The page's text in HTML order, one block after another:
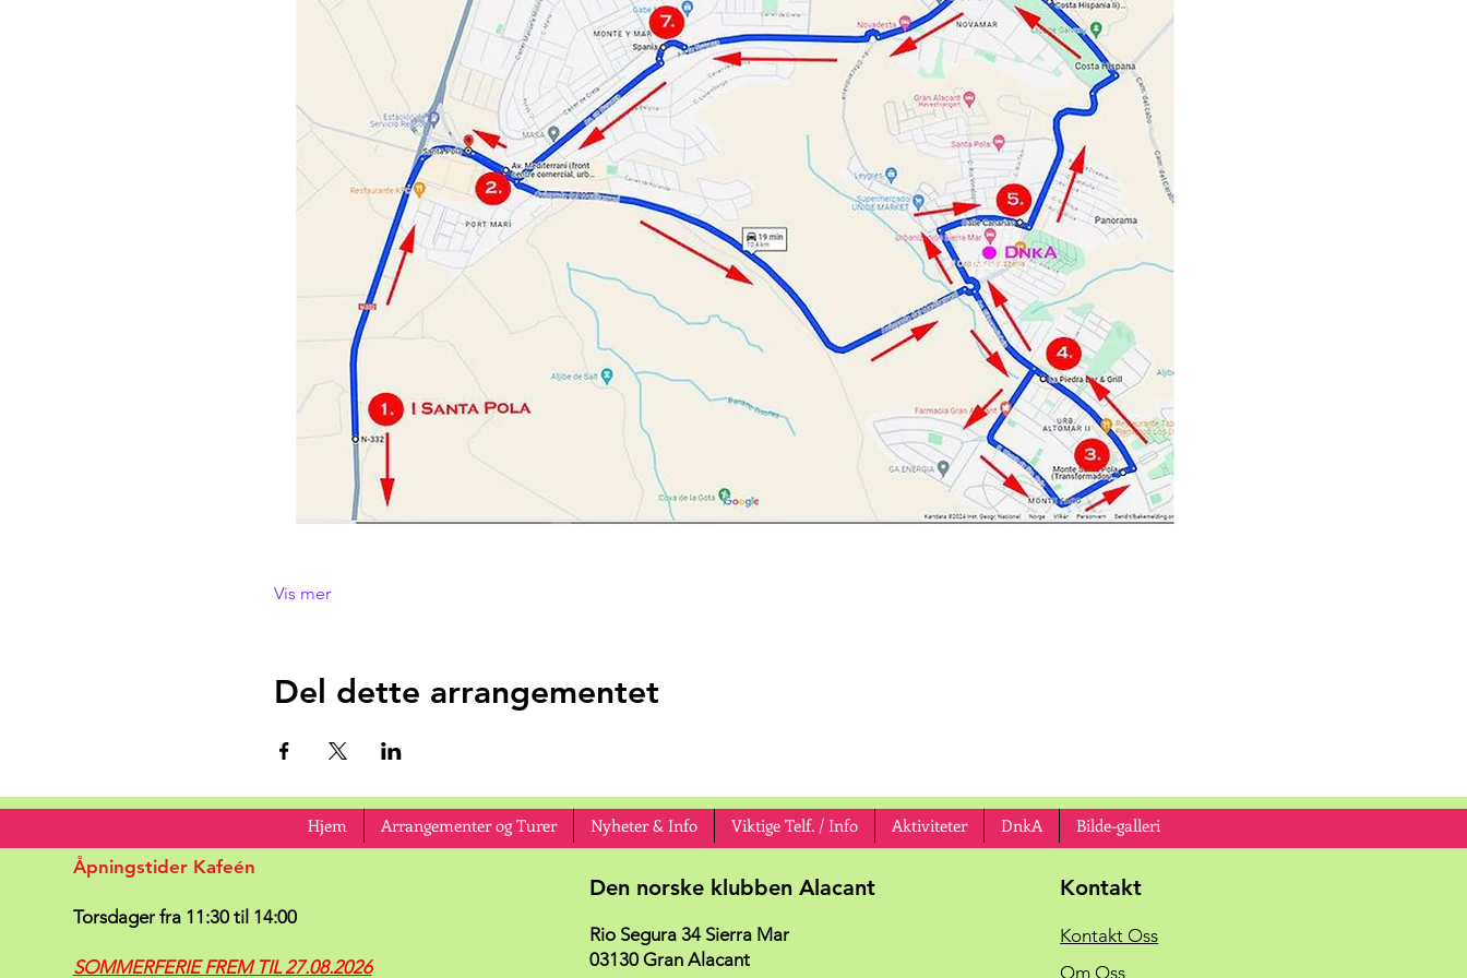
Vis mer
Del dette arrangementet
Åpningstider Kafeén
Torsdager fra 11:30 til 14:00
SOMMERFERIE FREM TIL 27.08.2026
Den norske klubben Alacant
Rio Segura 34 Sierra Mar
03130 Gran Alacant
Kontakt
Kontakt Oss
Om Oss
Hjem Arrangementer og Turer Nyheter & Info Viktige Telf. / Info Aktiviteter DnkA Bilde-galleri